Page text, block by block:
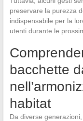
preservare la purezza
indispensabile per la
utenti durante le
bacchette
habitat
Da diverse generazioni,